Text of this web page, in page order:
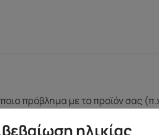
πρόβλημα με το προϊόν σας
μας θα φροντίσει να βρει
ηλικίας